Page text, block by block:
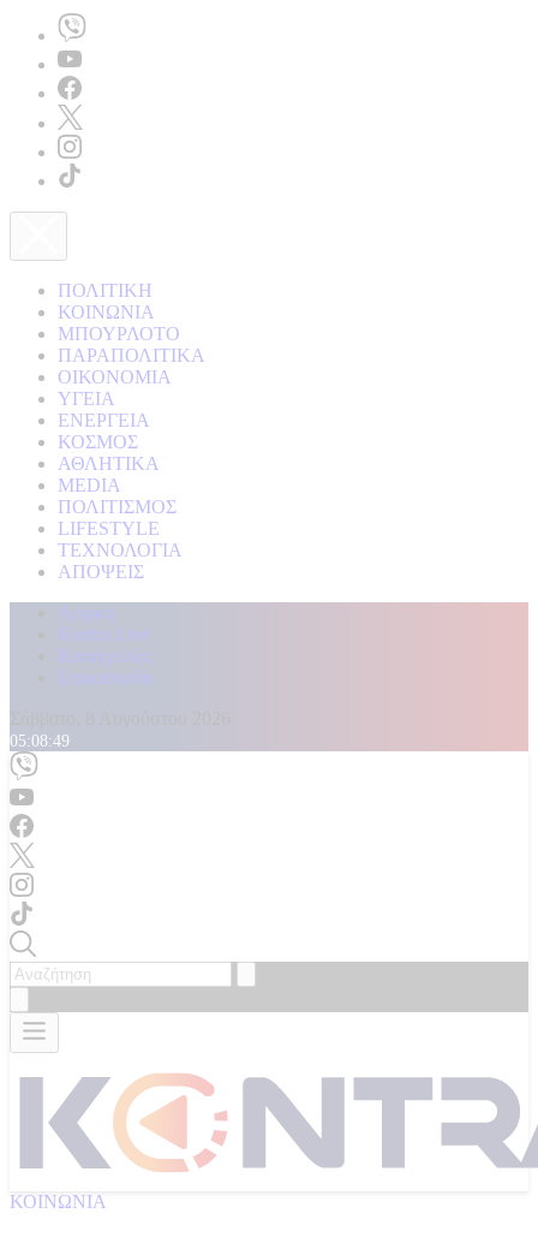
ΠΟΛΙΤΙΚΗ
ΚΟΙΝΩΝΙΑ
ΜΠΟΥΡΛΟΤΟ
ΠΑΡΑΠΟΛΙΤΙΚΑ
ΟΙΚΟΝΟΜΙΑ
ΥΓΕΙΑ
ΕΝΕΡΓΕΙΑ
ΚΟΣΜΟΣ
ΑΘΛΗΤΙΚΑ
MEDIA
ΠΟΛΙΤΙΣΜΟΣ
LIFESTYLE
ΤΕΧΝΟΛΟΓΙΑ
ΑΠΟΨΕΙΣ
Αρχική
Kontra Live
Καταγγελίες
Επικοινωνία
05:08:51
ΚΟΙΝΩΝΙΑ